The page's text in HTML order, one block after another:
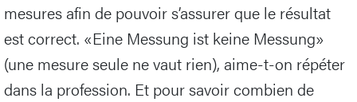
mesures afin de pouvoir s’assurer que le résultat
est correct. «Eine Messung ist keine Messung»
(une mesure seule ne vaut rien), aime-t-on répéter
dans la profession. Et pour savoir combien de